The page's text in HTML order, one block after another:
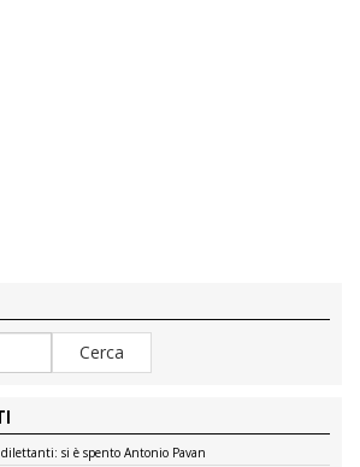
si è spento Antonio Pavan